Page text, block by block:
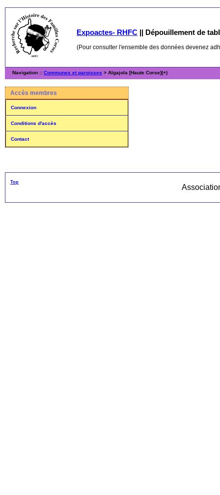
Expoactes- RHFC || Dépouillement de
(Pour consulter l'ensemble des données devenez
Navigation :: Communes et paroisses > Algajola [Haute Corse](+)
Accès membres
Connexion
Conditions d'accès
Contact
Top